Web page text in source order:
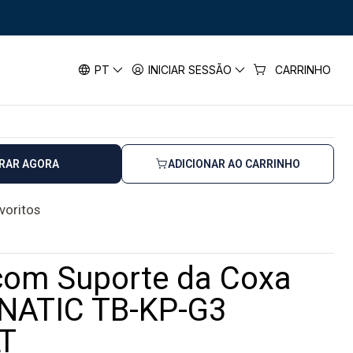
PT INICIAR SESSÃO CARRINHO
da Coxa GELFIT™ FANATIC TB-KP-G3 TOUGHBUILT
da Coxa GELFIT™ FANATIC
ADICIONAR AO CARRINHO
AGORA
Suporte da Coxa
TB-KP-G3